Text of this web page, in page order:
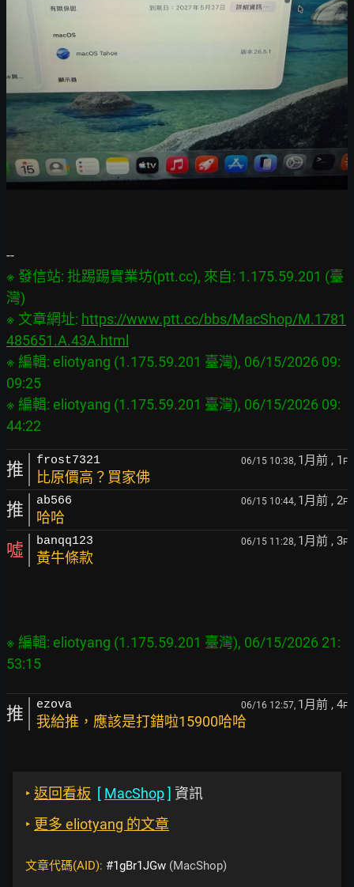
※ 發信站: 批踢踢實業坊(ptt.cc), 來自: 1.175.59.201 (臺
灣)
※ 文章網址: https://www.ptt.cc/bbs/MacShop/M.1781
485651.A.43A.html
※ 編輯: eliotyang (1.175.59.201 臺灣), 06/15/2026 09:
09:25
※ 編輯: eliotyang (1.175.59.201 臺灣), 06/15/2026 09:
推 frost7321 06/15 10:38, 1月前 , 1 F
比原價高？買家佛
推 ab566 06/15 10:44, 1月前 , 2F
哈哈
噓 banqq123 06/15 11:28, 1月前 , 3F
黃牛條款
※ 編輯: eliotyang (1.175.59.201 臺灣), 06/15/2026 21:
推 ezova 06/16 12:57, 1月前 , 4F
我給推，應該是打錯啦15900哈哈
‣ 返回看板 [ MacShop] 資訊
‣ 更多 eliotyang 的文章
文章代碼(AID): #1gBr1JGw (MacShop)